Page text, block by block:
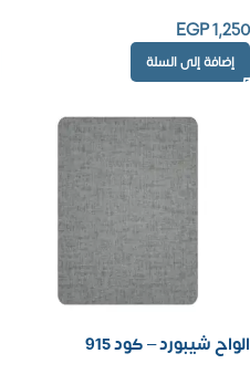
EGP1,250
إضافة إلى السلة
الواح شيبورد – كود 915